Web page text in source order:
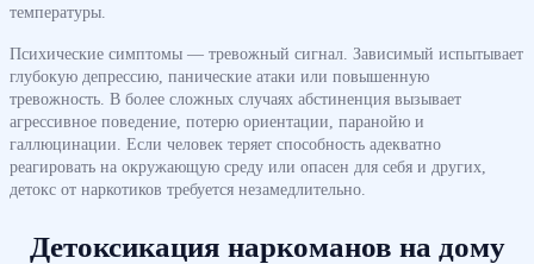
температуры.
Психические симптомы — тревожный сигнал. Зависимый испытывает
глубокую депрессию, панические атаки или повышенную
тревожность. В более сложных случаях абстиненция вызывает
агрессивное поведение, потерю ориентации, паранойю и
галлюцинации. Если человек теряет способность адекватно
реагировать на окружающую среду или опасен для себя и других,
детокс от наркотиков требуется незамедлительно.
Детоксикация наркоманов на дому